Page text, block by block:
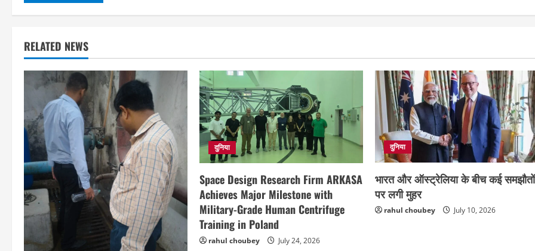
RELATED NEWS
दुनिया
Space Design Research Firm ARKASA
Achieves Major Milestone with
Military-Grade Human Centrifuge
Training in Poland
rahul choubey July 24, 2026
दुनिया
भारत और ऑस्ट्रेलिया के बीच कई समझौतों
पर लगी मुहर
rahul choubey July 10, 2026